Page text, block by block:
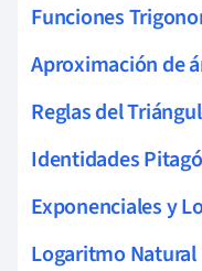
Funciones
Aproximación de
Reglas del
Identidades
Exponenciales y
Logaritmo Natural